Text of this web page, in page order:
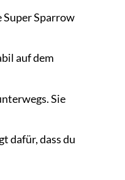
Super Sparrow
auf dem
Sie
dafür, dass du